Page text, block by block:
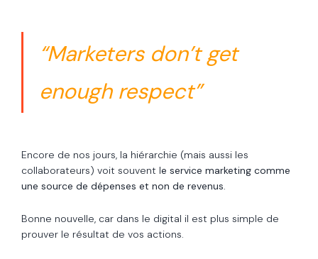
“Marketers don’t get
enough respect”
Encore de nos jours, la hiérarchie (mais aussi les
collaborateurs) voit souvent le service marketing comme
une source de dépenses et non de revenus.
Bonne nouvelle, car dans le digital il est plus simple de
prouver le résultat de vos actions.